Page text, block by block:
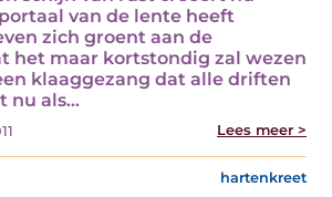
van de lente heeft
zich groent aan de
het maar kortstondig zal wezen
klaaggezang dat alle driften
nu als…
Lees meer >
hartenkreet